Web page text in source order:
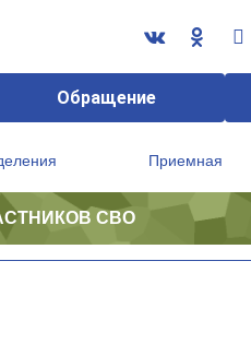
Обращение
Приемная
СВО